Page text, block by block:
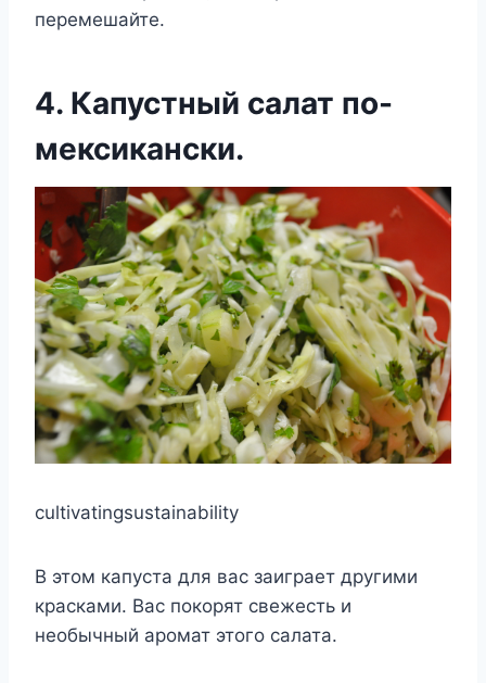
перемешайте.
4. Капустный салат по-
мексикански.
cultivatingsustainability
В этом капуста для вас заиграет другими
красками. Вас покорят свежесть и
необычный аромат этого салата.